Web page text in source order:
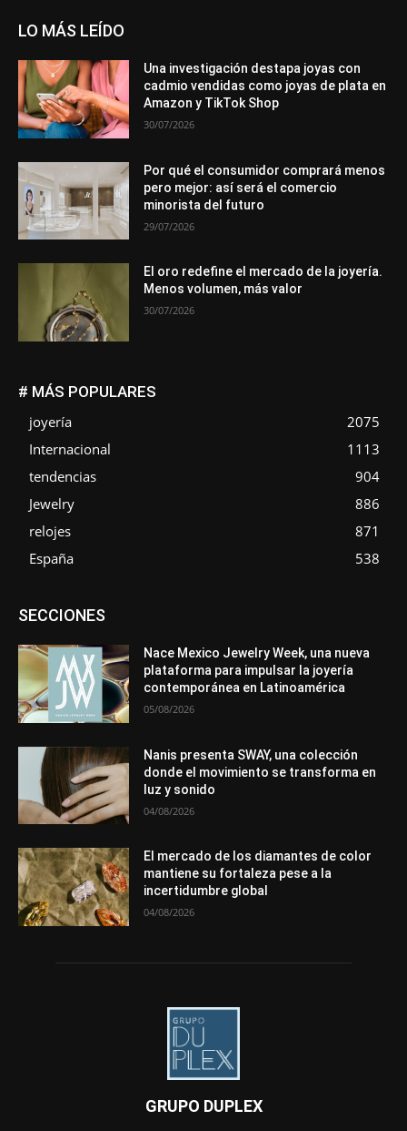
LO MÁS LEÍDO
Una investigación destapa joyas con
cadmio vendidas como joyas de plata en
Amazon y TikTok Shop
30/07/2026
Por qué el consumidor comprará menos
pero mejor: así será el comercio
minorista del futuro
29/07/2026
El oro redefine el mercado de la joyería.
Menos volumen, más valor
30/07/2026
# MÁS POPULARES
joyería
2075
Internacional
1113
tendencias
904
Jewelry
886
relojes
871
España
538
SECCIONESAsociaciones
Entrevistas
Mundo Técnico
Novedades Opiniones
Perspectiva
Premios
Secciones Sin categoría
Sucesos
Más
Nace Mexico Jewelry Week, una nueva
plataforma para impulsar la joyería
contemporánea en Latinoamérica
05/08/2026
Nanis presenta SWAY, una colección
donde el movimiento se transforma en
luz y sonido
04/08/2026
El mercado de los diamantes de color
mantiene su fortaleza pese a la
incertidumbre global
04/08/2026
GRUPO DUPLEX